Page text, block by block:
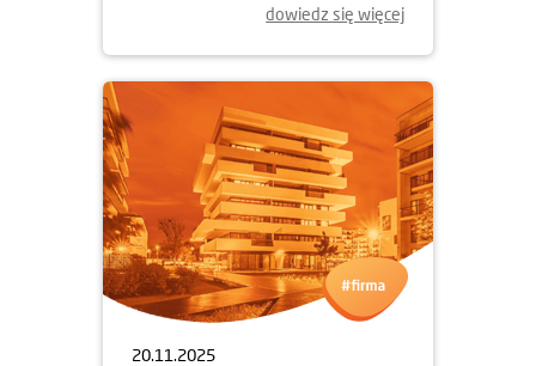
dowiedz się więcej
20.11.2025